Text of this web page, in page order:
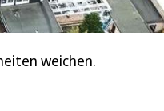
weichen.